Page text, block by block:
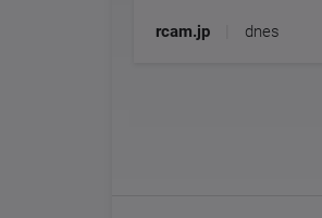
rcam.jp dnes